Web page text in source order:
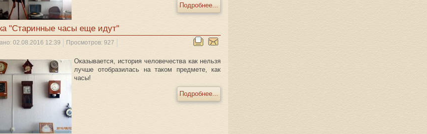
Подробнее...
"Старинные часы еще идут"
02.08.2016 12:39 Просмотров: 927
Оказывается, история человечества как нельзя
лучше отобразилась на таком предмете, как
часы!
Подробнее...